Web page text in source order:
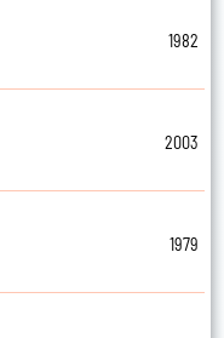
1982
2003
1979